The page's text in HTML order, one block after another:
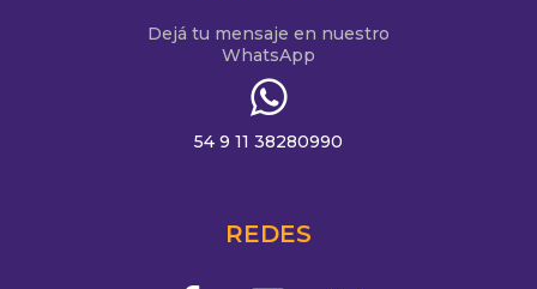
Dejá tu mensaje en nuestro
WhatsApp
54 9 11 38280990
REDES